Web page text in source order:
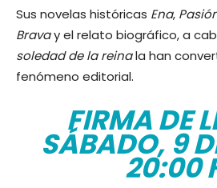
Sus novelas históricas Ena,
Bravay el relato biográfico, a
soledad de la reinala han
fenómeno editorial.
FIRMA DE
SÁBADO, 9
20:00